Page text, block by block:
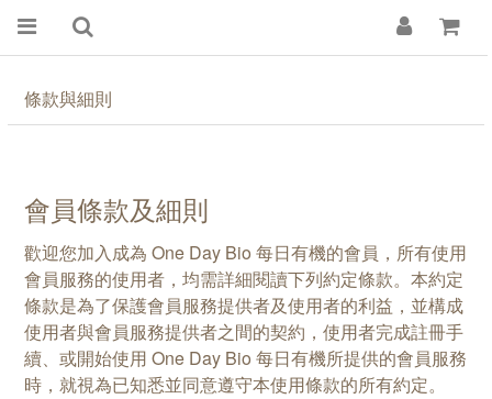
條款與細則
會員條款及細則
歡迎您加入成為 One Day Bio 每日有機的會員，所有使用
會員服務的使用者，均需詳細閱讀下列約定條款。本約定
條款是為了保護會員服務提供者及使用者的利益，並構成
使用者與會員服務提供者之間的契約，使用者完成註冊手
續、或開始使用 One Day Bio 每日有機所提供的會員服務
時，就視為已知悉並同意遵守本使用條款的所有約定。